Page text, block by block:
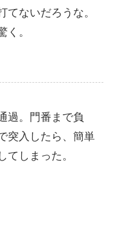
てないだろうな。
く。
過。門番まで負
突入したら、簡単
てしまった。